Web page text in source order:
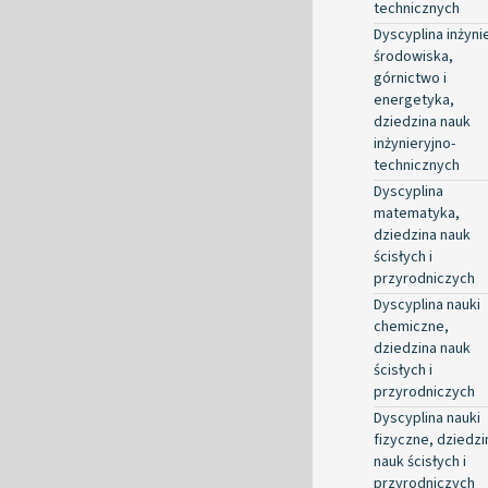
technicznych
Dyscyplina
środowiska,
górnictwo i
energetyka,
dziedzina nauk
inżynieryjno-
technicznych
Dyscyplina
matematyka,
dziedzina nauk
ścisłych i
przyrodniczych
Dyscyplina nauki
chemiczne,
dziedzina nauk
ścisłych i
przyrodniczych
Dyscyplina nauki
fizyczne,
nauk ścisłych i
przyrodniczych